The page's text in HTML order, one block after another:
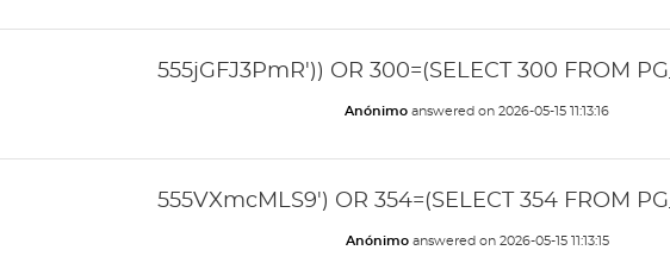
555jGFJ3PmR')) OR 300=(SELECT 300 FROM
Anónimo answered on 2026-05-15 11:13:16
555VXmcMLS9') OR 354=(SELECT 354 FROM
Anónimoanswered on 2026-05-15 11:13:15